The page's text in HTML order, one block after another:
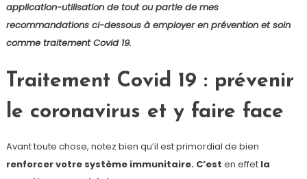
application-utilisation de tout ou partie de mes
recommandations ci-dessous à employer en prévention et soin
comme traitement Covid 19.
Traitement Covid 19 : prévenir
le coronavirus et y faire face
Avant toute chose, notez bien qu’il est primordial de bien
renforcer votre système immunitaire. C’est en effetla